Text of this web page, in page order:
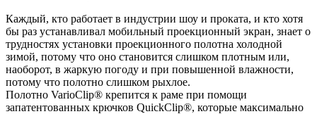
Каждый, кто работает в индустрии шоу и проката, и кто хотя
бы раз устанавливал мобильный проекционный экран, знает о
трудностях установки проекционного полотна холодной
зимой, потому что оно становится слишком плотным или,
наоборот, в жаркую погоду и при повышенной влажности,
потому что полотно слишком рыхлое.
Полотно VarioClip® крепится к раме при помощи
запатентованных крючков QuickClip®, которые максимально